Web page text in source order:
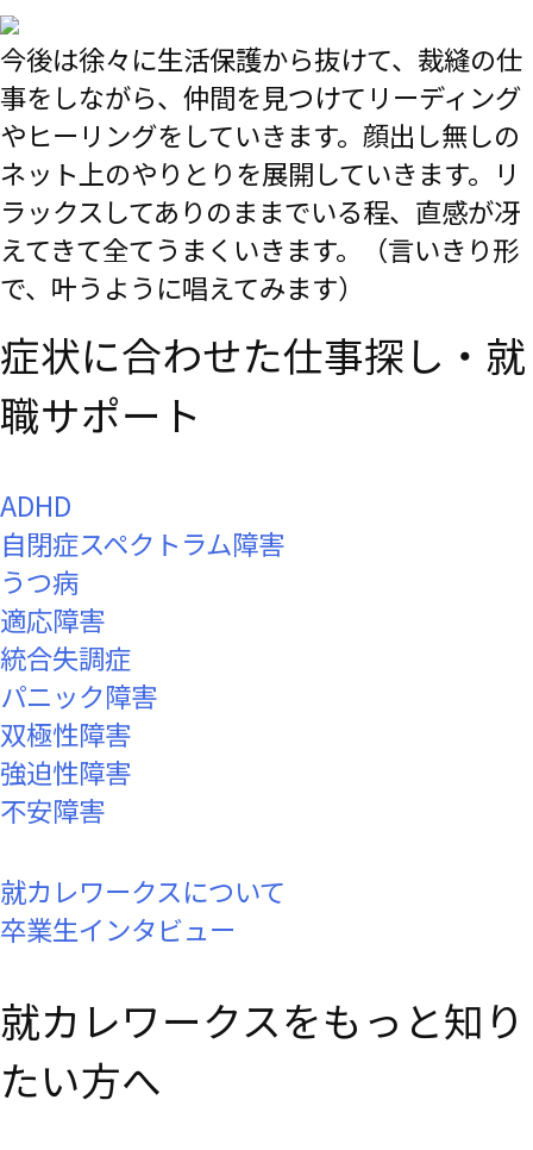
今後は徐々に生活保護から抜けて、裁縫の仕
事をしながら、仲間を見つけてリーディング
やヒーリングをしていきます。顔出し無しの
ネット上のやりとりを展開していきます。リ
ラックスしてありのままでいる程、直感が冴
えてきて全てうまくいきます。（言いきり形
で、叶うように唱えてみます）
症状に合わせた仕事探し・ 就
職サポート
ADHD
自閉症スペクトラム障害
うつ病
適応障害
統合失調症
パニック障害
双極性障害
強迫性障害
不安障害
就カレワークスについて
卒業生インタビュー
就カレワークスをもっと知り
たい方へ